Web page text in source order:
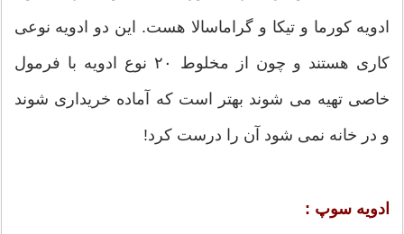
ادویه کورما و تیکا و گراماسالا هست. این دو ادویه نوعی
کاری هستند و چون از مخلوط ۲۰ نوع ادویه با فرمول
خاصی تهیه می شوند بهتر است که آماده خریداری شوند
و در خانه نمی شود آن را درست کرد!
ادویه سوپ :